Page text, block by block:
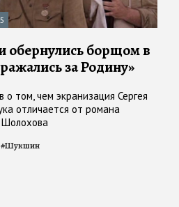
обернулись борщом в
за Родину»
о том, чем экранизация Сергея
отличается от романа
#Шукшин